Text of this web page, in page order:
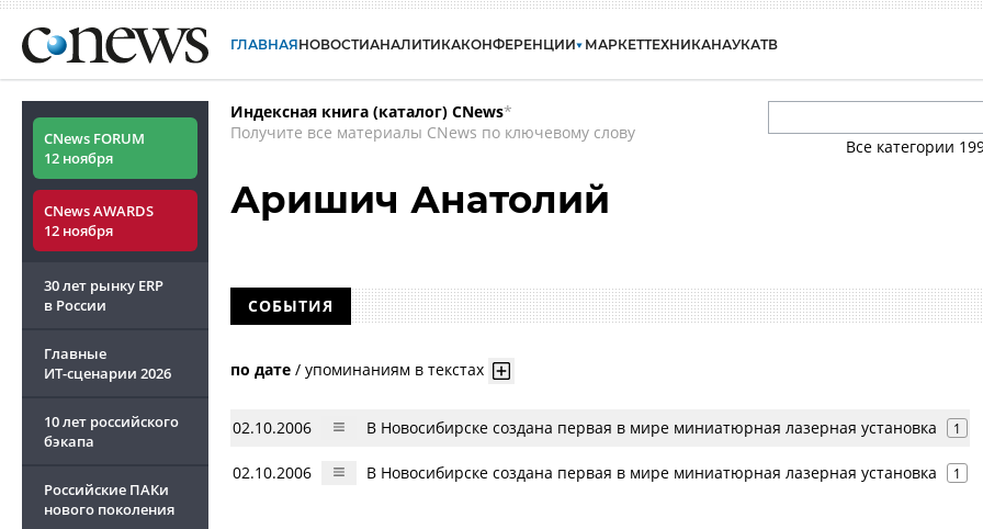
ГЛАВНАЯНОВОСТИАНАЛИТИКАКОНФЕРЕНЦИИ МАРКЕТТЕХНИКАНАУКАТВ
CNews FORUM
12 ноября
CNews AWARDS
12 ноября
30 лет рынку ERP
в России
Главные
ИТ-сценарии 2026
10 лет российского
бэкапа
Российские ПАКи
нового поколения
Индексная книга (каталог) CNews*
Получите все материалы CNews по ключевому слову
Все категории
Аришич Анатолий
СОБЫТИЯ
по дате / упоминаниям в текстах
02.10.2006 В Новосибирске создана первая в мире миниатюрная лазерная установка 1
02.10.2006 В Новосибирске создана первая в мире миниатюрная лазерная установка 1